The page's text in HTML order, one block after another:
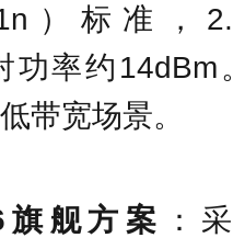
）标准，
功率约
带宽场景。
旗舰方案
：